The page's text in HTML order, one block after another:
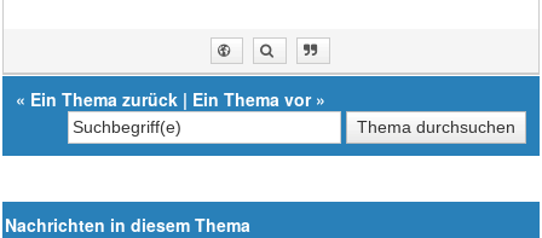
« Ein Thema zurück | Ein Thema vor»
Nachrichten in diesem Thema